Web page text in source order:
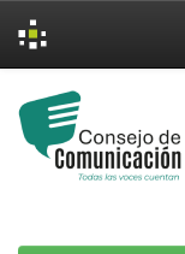
navigation